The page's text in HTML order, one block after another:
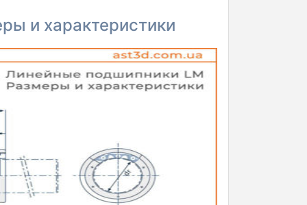
и характеристики